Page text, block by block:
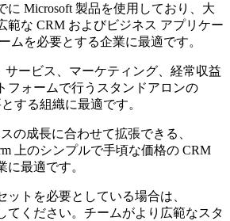
に Microsoft 製品を使用しており、大
範な CRM およびビジネス アプリケー
ムを必要とする企業に最適です。
サービス、マーケティング、経常収益
フォームで行うスタンドアロンの
する組織に最適です。
の成長に合わせて拡張できる、
上のシンプルで手頃な価格の CRM
に最適です。
ットを必要としている場合は、
てください。チームがより広範なスタ